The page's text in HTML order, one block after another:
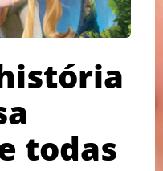
todas